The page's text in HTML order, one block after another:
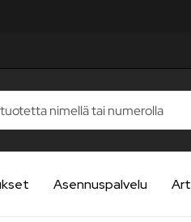
Asennuspalvelu